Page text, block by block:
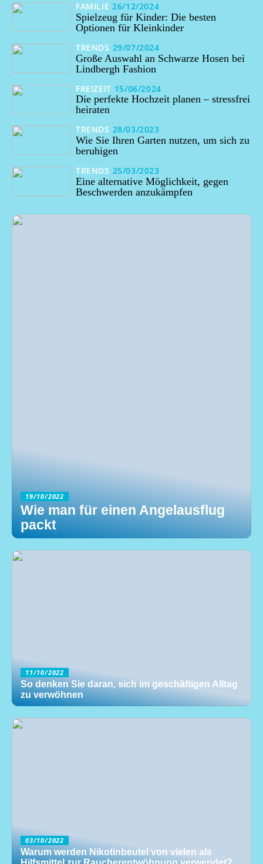
FAMILIE 26/12/2024
Spielzeug für Kinder: Die besten
Optionen für Kleinkinder
TRENDS 29/07/2024
Große Auswahl an Schwarze Hosen bei
Lindbergh Fashion
FREIZEIT 15/06/2024
Die perfekte Hochzeit planen – stressfrei
heiraten
TRENDS 28/03/2023
Wie Sie Ihren Garten nutzen, um sich zu
beruhigen
TRENDS 25/03/2023
Eine alternative Möglichkeit, gegen
Beschwerden anzukämpfen
19/10/2022
Wie man für einen Angelausflug
packt
11/10/2022
So denken Sie daran, sich im geschäftigen Alltag
zu verwöhnen
03/10/2022
Warum werden Nikotinbeutel von vielen als